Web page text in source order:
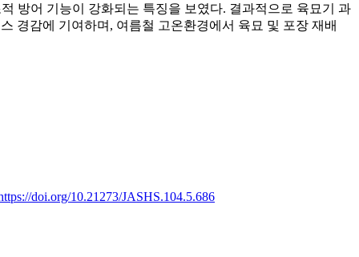
방어 기능이 강화되는 특징을 보였다. 결과적으로 육묘기 과
경감에 기여하며, 여름철 고온환경에서 육묘 및 포장 재배
doi.org/10.21273/JASHS.104.5.686